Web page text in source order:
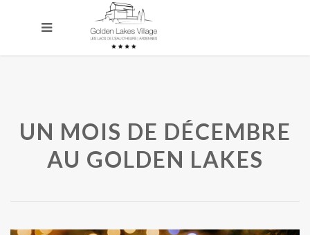
UN MOIS DE DÉCEMBRE
AU GOLDEN LAKES